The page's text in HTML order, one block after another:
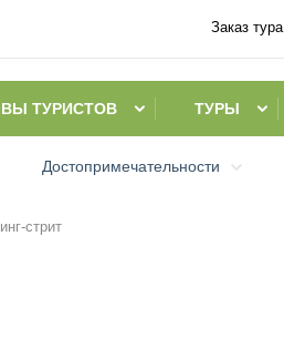
Заказ тура
ТУРИСТОВ ТУРЫ
Достопримечательности
стрит